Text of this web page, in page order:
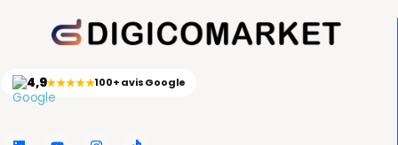
4,9★★★★★100+ avis Google